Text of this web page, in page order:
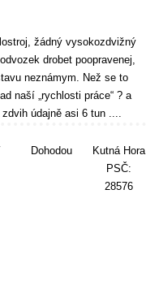
žádný vysokozdvižný
drobet poopravenej,
neznámym. Než se to
naší „rychlosti práce“ ? a
údajně asi 6 tun ....
Dohodou
Kutná Hora
PSČ:
28576